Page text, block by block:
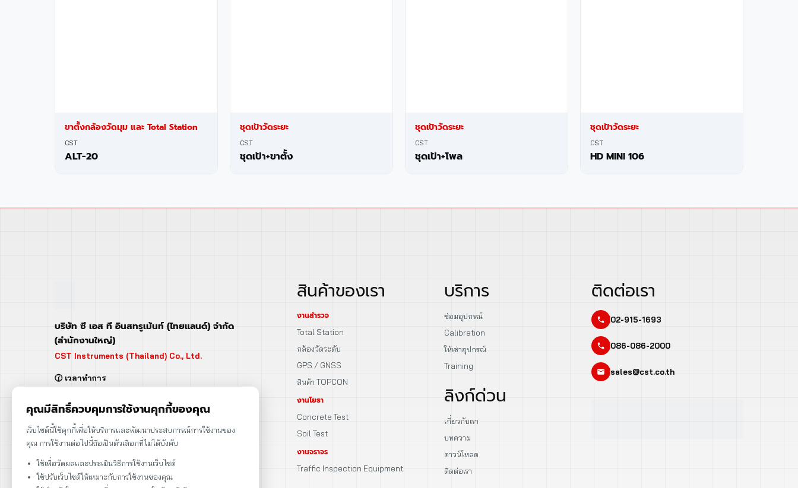
ขาตั้งกล้องวัดมุม และ Total Station
CST
ALT-20
ชุดเป้าวัดระยะ
CST
ชุดเป้า+ขาตั้ง
ชุดเป้าวัดระยะ
CST
ชุดเป้า+โพล
ชุดเป้าวัดระยะ
CST
HD MINI 106
บริษัท ซี เอส ที อินสทรูเม้นท์ (ไทยแลนด์) จำกัด
(สำนักงานใหญ่)
CST Instruments (Thailand) Co., Ltd.
🕜 เวลาทำการ
เสาร์ | 08:00 - 12:00
📍 95 ถ.ร่มเกล้า แขวงคลองสามประเวศ
เขตลาดกระบัง กรุงเทพฯ 10520
Ladkrabang, Bangkok, Thailand 10520
เลขประจำตัวผู้เสียภาษี: 0105566170152
สินค้าของเรา
งานสำรวจ
Total Station
กล้องวัดระดับ
GPS / GNSS
สินค้า TOPCON
งานโยธา
Concrete Test
Soil Test
งานจราจร
Traffic Inspection Equipment
บริการ
ซ่อมอุปกรณ์
Calibration
ให้เช่าอุปกรณ์
Training
ลิงก์ด่วน
เกี่ยวกับเรา
บทความ
ดาวน์โหลด
ติดต่อเรา
ติดต่อเรา
02-915-1693
086-086-2000
sales@cst.co.th
คุณมีสิทธิ์ควบคุมการใช้งานคุกกี้ของคุณ
เว็บไซต์นี้ใช้คุกกี้เพื่อให้บริการและพัฒนาประสบการณ์การใช้งานของ
คุณ การใช้งานต่อไปนี้ถือเป็นตัวเลือกที่ไม่ได้บังคับ
ใช้เพื่อวัดผลและประเมินวิธีการใช้งานเว็บไซต์
ใช้ปรับเว็บไซต์ให้เหมาะกับการใช้งานของคุณ